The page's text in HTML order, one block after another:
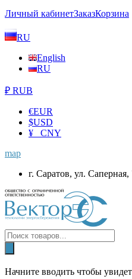
Личный кабинетЗаказКорзина
RU
English
RU
₽ RUB
€EUR
$USD
¥ CNY
map
г. Саратов, ул.
Начните вводить чтобы